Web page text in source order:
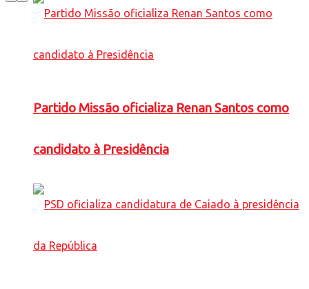
Partido Missão oficializa Renan Santos como
candidato à Presidência